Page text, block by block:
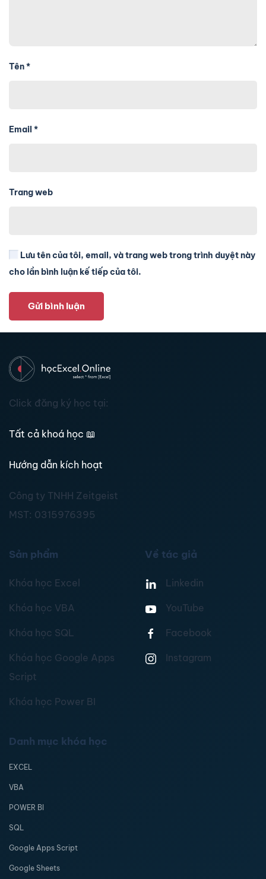
Tên*
Email *
Trang web
Lưu tên của tôi, email, và trang web trong trình duyệt này
cho lần bình luận kế tiếp của tôi.
Gửi bình luận
Click đăng ký học tại:
Tất cả khoá học 📖
Hướng dẫn kích hoạt
Công ty TNHH Zeitgeist
MST: 0315976395
Sản phẩm
Khóa học Excel
Khóa học VBA
Khóa học SQL
Khóa học Google Apps
Script
Khóa học Power BI
Về tác giả
Linkedin
YouTube
Facebook
Instagram
Danh mục khóa học
EXCEL
VBA
POWER BI
SQL
Google Apps Script
Google Sheets